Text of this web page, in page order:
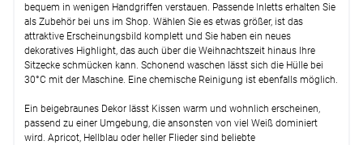
Optionen verfügbar, bitte konfigurieren.
Lysel - Kissenfüllung Polyesterwatte
#1W (ab +16,95 EUR)
Optionen verfügbar, bitte konfigurieren.
bequem in wenigen Handgriffen verstauen. Passende Inletts erhalten Sie
als Zubehör bei uns im Shop. Wählen Sie es etwas größer, ist das
attraktive Erscheinungsbild komplett und Sie haben ein neues
dekoratives Highlight, das auch über die Weihnachtszeit hinaus Ihre
Sitzecke schmücken kann. Schonend waschen lässt sich die Hülle bei
30°C mit der Maschine. Eine chemische Reinigung ist ebenfalls möglich.
Ein beigebraunes Dekor lässt Kissen warm und wohnlich erscheinen,
passend zu einer Umgebung, die ansonsten von viel Weiß dominiert
wird. Apricot, Hellblau oder heller Flieder sind beliebte